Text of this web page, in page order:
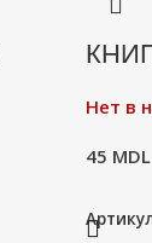
Нет в
45 MDL